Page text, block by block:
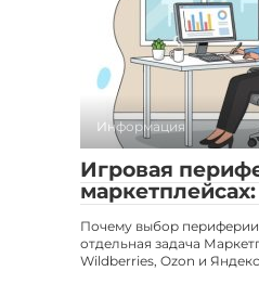
Информация
Игровая
Почему выбор
отдельная задача
Wildberries, Ozon и Яндекс